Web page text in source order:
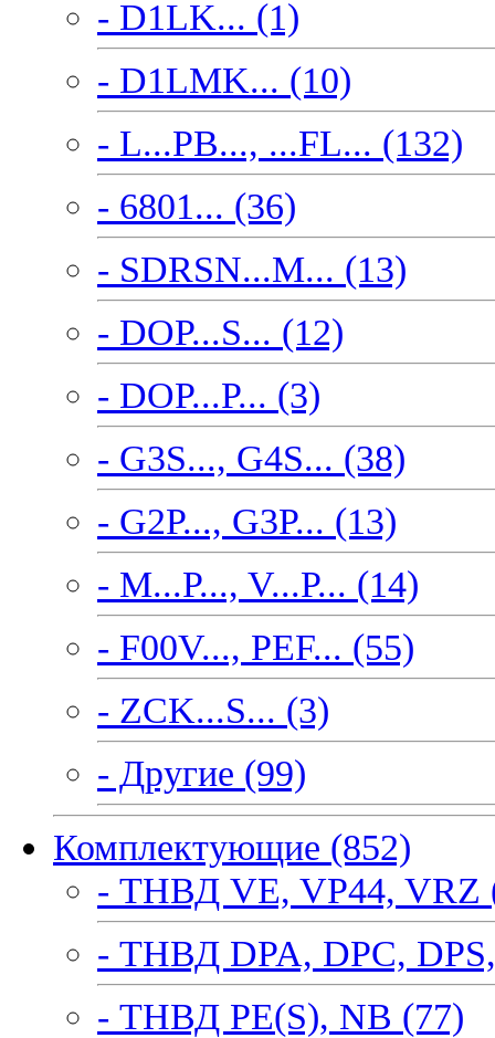
- D1LK... (1)
- D1LMK... (10)
- L...PB..., ...FL... (132)
- 6801... (36)
- SDRSN...M... (13)
- DOP...S... (12)
- DOP...P... (3)
- G3S..., G4S... (38)
- G2P..., G3P... (13)
- M...P..., V...P... (14)
- F00V..., PEF... (55)
- ZCK...S... (3)
- Другие (99)
Комплектующие (852)
- ТНВД VE, VP44, VRZ
- ТНВД DPA, DPC,
- ТНВД PE(S), NB (77)